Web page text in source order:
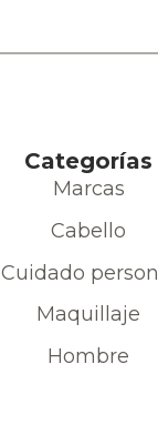
Categorías
Marcas
Cabello
Cuidado
Maquillaje
Hombre